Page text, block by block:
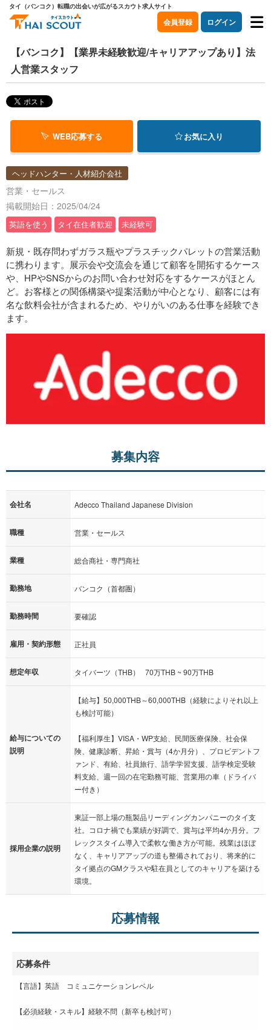
タイ（バンコク）転職の出会いが広がるスカウト求人サイト
会員登録 ログイン
【バンコク】【業界未経験歓迎/キャリアアップあり】法
人営業スタッフ
WEB応募する お気に入り
ヘッドハンター・人材紹介会社
営業・セールス
掲載開始日：2025/04/24
英語を使う タイ在住者歓迎 未経験可
新規・既存問わずガラス瓶やプラスチックパレットの営業活動
に携わります。展示会や交流会を通じて顧客を開拓するケース
や、HPやSNSからのお問い合わせ対応をするケースがほとん
ど。お客様との関係構築や提案活動が中心となり、顧客には有
名な飲料会社が含まれるため、やりがいのある仕事を経験でき
ます。
募集内容
会社名 Adecco Thailand Japanese Division
職種 営業・セールス
業種 総合商社・専門商社
勤務地 バンコク（首都圏）
勤務時間 要確認
雇用・契約形態 正社員
想定年収 タイバーツ（THB） 70万THB ~ 90万THB
給与についての
説明
【給与】50,000THB～60,000THB（経験によりそれ以上
も検討可能）
【福利厚生】VISA・WP支給、民間医療保険、社会保
険、健康診断、昇給・賞与（4か月分）、プロビデントフ
ァンド、有給、社員旅行、語学学習支援、語学検定受験
料支給、週一回の在宅勤務可能、営業用の車（ドライバ
ー付き）
採用企業の説明
東証一部上場の瓶製品リーディングカンパニーのタイ支
社。コロナ禍でも業績が好調で、賞与は平均4か月分。フ
レックスタイム導入で柔軟な働き方が可能。残業はほぼ
なく、キャリアアップの道も整備されており、将来的に
タイ拠点のGMクラスや駐在員としてのキャリアを築ける
環境。
応募情報
応募条件
【言語】英語 コミュニケーションレベル
【必須経験・スキル】経験不問（新卒も検討可）